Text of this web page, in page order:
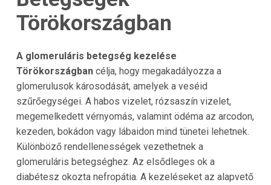
Törökországban
A glomeruláris betegség kezelése
Törökországbancélja, hogy megakadályozza a
glomerulusok károsodását, amelyek a veséid
szűrőegységei. A habos vizelet, rózsaszín vizelet,
megemelkedett vérnyomás, valamint ödéma az arcodon,
kezeden, bokádon vagy lábaidon mind tünetei lehetnek.
Különböző rendellenességek vezethetnek a
glomeruláris betegséghez. Az elsődleges ok a
diabétesz okozta nefropátia. A kezeléseket az alapvető